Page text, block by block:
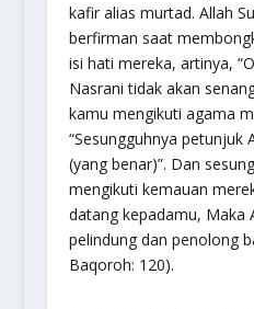
kafir alias murtad. Allah
berfirman saat
isi hati mereka, artinya,
Nasrani tidak akan
kamu mengikuti agama
“Sesungguhnya petunjuk
(yang benar)”. Dan
mengikuti kemauan
datang kepadamu, Maka
pelindung dan penolong
Baqoroh: 120).